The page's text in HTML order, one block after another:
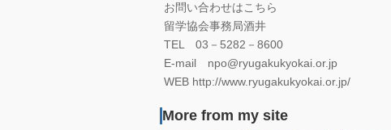
お問い合わせはこちら
留学協会事務局酒井
TEL 03－5282－8600
E-mail npo@ryugakukyokai.or.jp
WEB http://www.ryugakukyokai.or.jp/
More from my site